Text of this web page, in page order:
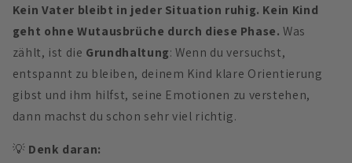
Kein Vater bleibt in jeder Situation ruhig. Kein Kind
geht ohne Wutausbrüche durch diese Phase. Was
zählt, ist die Grundhaltung: Wenn du versuchst,
entspannt zu bleiben, deinem Kind klare Orientierung
gibst und ihm hilfst, seine Emotionen zu verstehen,
dann machst du schon sehr viel richtig.
💡 Denk daran: